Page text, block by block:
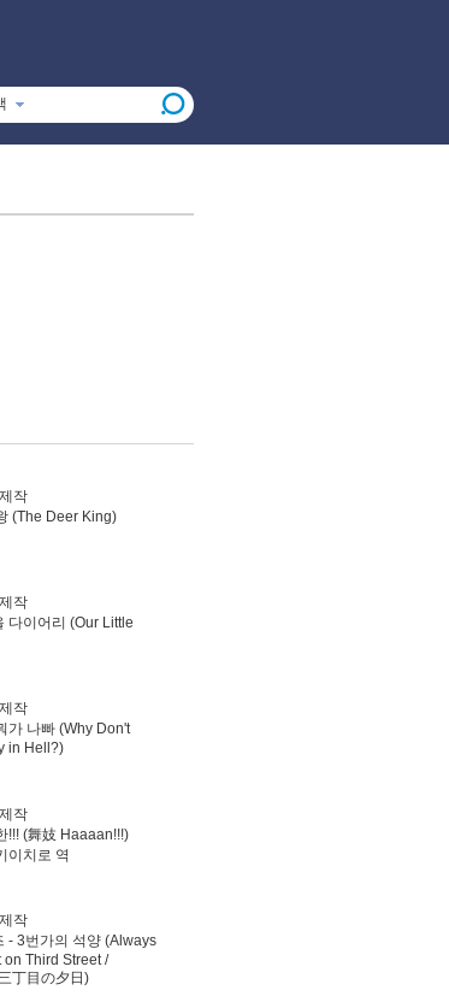
작
(The Deer King)
작
다이어리 (Our Little
작
가 나빠 (Why Don't
in Hell?)
작
!!! (舞妓 Haaaan!!!)
이치로 역
작
- 3번가의 석양 (Always
on Third Street /
丁目の夕日)